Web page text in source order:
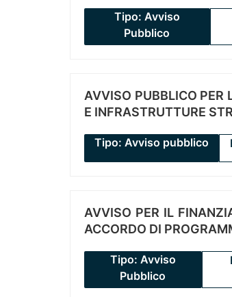
Tipo: Avviso
Pubblico
AVVISO PUBBLICO PER
E INFRASTRUTTURE
Tipo: Avviso pubblico
AVVISO PER IL
ACCORDO DI
Tipo: Avviso
Pubblico